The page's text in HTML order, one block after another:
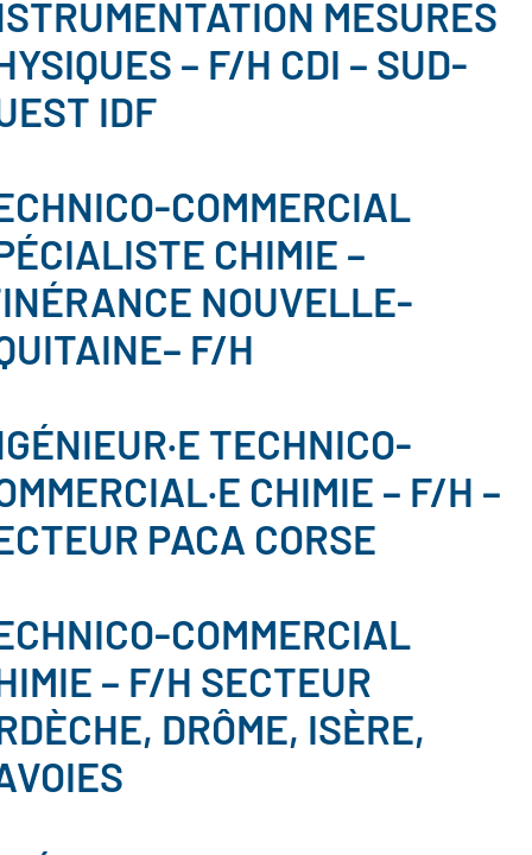
MESURES
– F/H CDI – SUD-
IDF
COMMERCIAL
CHIMIE –
NOUVELLE-
F/H
TECHNICO-
CHIMIE – F/H –
PACA CORSE
COMMERCIAL
– F/H SECTEUR
DRÔME, ISÈRE,